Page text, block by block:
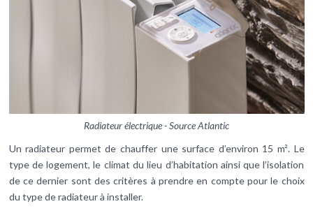
Radiateur électrique - Source Atlantic
Un radiateur permet de chauffer une surface d’environ 15 m². Le
type de logement, le climat du lieu d’habitation ainsi que l’isolation
de ce dernier sont des critères à prendre en compte pour le choix
du type de radiateur à installer.